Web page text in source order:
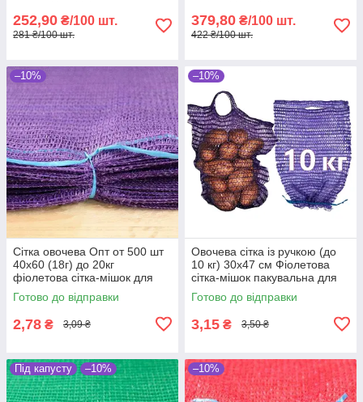
252,90 ₴/100 шт.
281 ₴/100 шт.
379,80 ₴/100 шт.
422 ₴/100 шт.
–10%
Сітка овочева Опт от 500 шт
40х60 (18г) до 20кг
фіолетова сітка-мішок для
овочів
Готово до відправки
2,78 ₴ 3,09 ₴
–10%
Овочева сітка із ручкою (до
10 кг) 30х47 см Фіолетова
сітка-мішок пакувальна для
овочів, мішки овочеві
Готово до відправки
3,15 ₴ 3,50 ₴
Під капусту –10% –10%